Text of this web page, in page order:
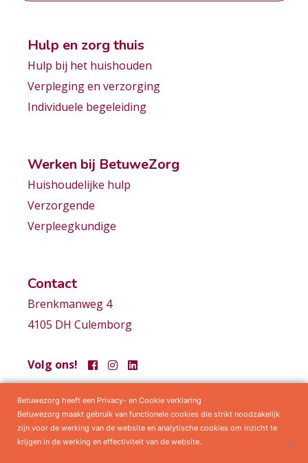
Hulp en zorg thuis
Hulp bij het huishouden
Verpleging en verzorging
Individuele begeleiding
Werken bij BetuweZorg
Huishoudelijke hulp
Verzorgende
Verpleegkundige
Contact
Brenkmanweg 4
4105 DH Culemborg
Volg ons!
Samenwerkingen Privacy statement Algemene voorwaarden
Betuwezorg heeft een Privacy- en Cookie verklaring
Betuwezorg maakt gebruik van functionele cookies die strikt noodzakelijk
zijn voor de werking van de website en analytische cookies om inzicht te
krijgen in de werking en effectiviteit van de website.